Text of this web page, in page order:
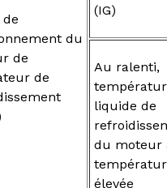
de
du
de
de
(IG)
Au ralenti,
liquide de
du moteur
élevée